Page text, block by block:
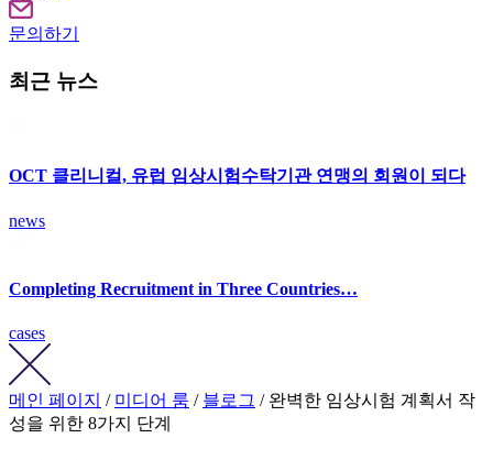
문의하기
최근 뉴스
OCT 클리니컬, 유럽 임상시험수탁기관 연맹의 회원이 되다
news
Completing Recruitment in Three Countries…
cases
메인 페이지 / 미디어 룸 / 블로그 / 완벽한 임상시험 계획서 작
성을 위한 8가지 단계